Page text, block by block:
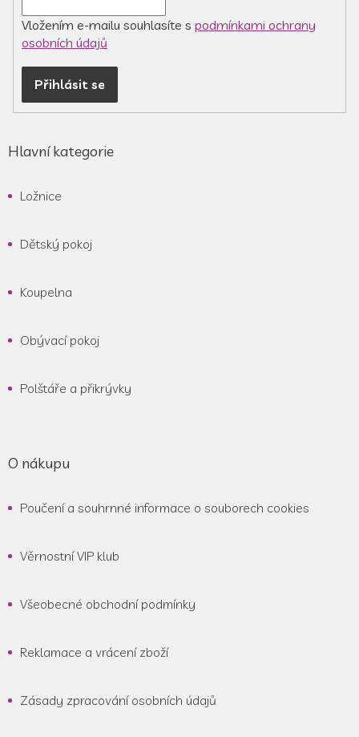
Vložením e-mailu souhlasíte s podmínkami ochrany
osobních údajů
Přihlásit se
Hlavní kategorie
Ložnice
Dětský pokoj
Koupelna
Obývací pokoj
Polštáře a přikrývky
O nákupu
Poučení a souhrnné informace o souborech cookies
Věrnostní VIP klub
Všeobecné obchodní podmínky
Reklamace a vrácení zboží
Zásady zpracování osobních údajů